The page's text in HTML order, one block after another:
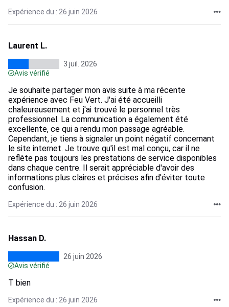
Expérience du : 26 juin 2026
Laurent L.
3 juil. 2026
Avis vérifié
Je souhaite partager mon avis suite à ma récente
expérience avec Feu Vert. J'ai été accueilli
chaleureusement et j'ai trouvé le personnel très
professionnel. La communication a également été
excellente, ce qui a rendu mon passage agréable.
Cependant, je tiens à signaler un point négatif concernant
le site internet. Je trouve qu'il est mal conçu, car il ne
reflète pas toujours les prestations de service disponibles
dans chaque centre. Il serait appréciable d'avoir des
informations plus claires et précises afin d'éviter toute
confusion.
Expérience du : 26 juin 2026
Hassan D.
26 juin 2026
Avis vérifié
T bien
Expérience du : 26 juin 2026